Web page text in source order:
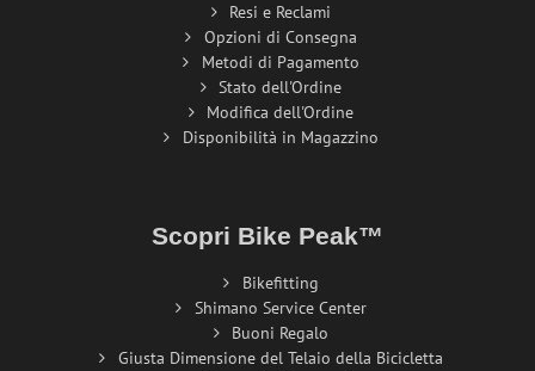
Resi e Reclami
Opzioni di Consegna
Metodi di Pagamento
Stato dell'Ordine
Modifica dell'Ordine
Disponibilità in Magazzino
Scopri Bike Peak™
Bikefitting
Shimano Service Center
Buoni Regalo
Giusta Dimensione del Telaio della Bicicletta